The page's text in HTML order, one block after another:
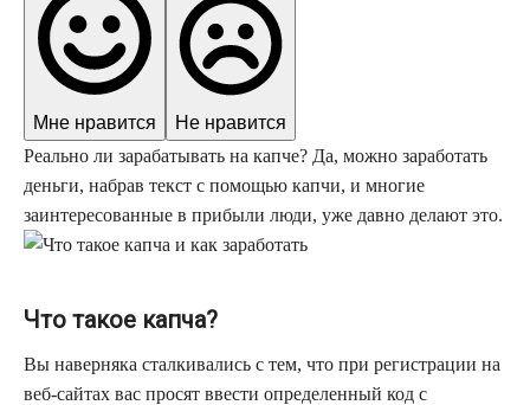
Мне нравится
Не нравится
Реально ли зарабатывать на капче? Да, можно заработать
деньги, набрав текст с помощью капчи, и многие
заинтересованные в прибыли люди, уже давно делают это.
Что такое капча?
Вы наверняка сталкивались с тем, что при регистрации на
веб-сайтах вас просят ввести определенный код с